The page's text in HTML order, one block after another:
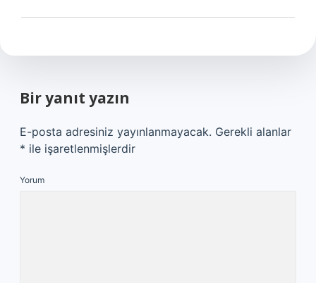
Bir yanıt yazın
E-posta adresiniz yayınlanmayacak. Gerekli alanlar
* ile işaretlenmişlerdir
Yorum